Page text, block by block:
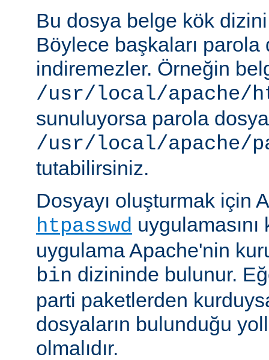
Bu dosya belge kök dizini
Böylece başkaları parola
indiremezler. Örneğin
/usr/local/apache/
sunuluyorsa parola
/usr/local/apache/
tutabilirsiniz.
Dosyayı oluşturmak için
htpasswd
uygulama Apache'nin
bin dizininde bulunur.
parti paketlerden
dosyaların bulunduğu
olmalıdır.